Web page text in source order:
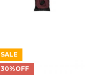
SALE
30%OFF